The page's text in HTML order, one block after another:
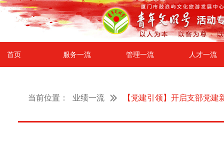
首页 服务一流 管理一流 人才一流
当前位置： 业绩一流 【党建引领】开启支部党